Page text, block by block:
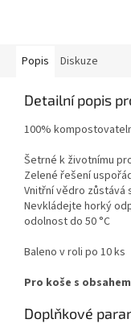
Popis Diskuze
Detailní popis
100%
Šetrné k životnímu
Zelené řešení
Vnitřní vědro zůstává
Nevkládejte horký
odolnost do 50 °C
Baleno v roli po 10 ks
Pro koše s
Doplňkové